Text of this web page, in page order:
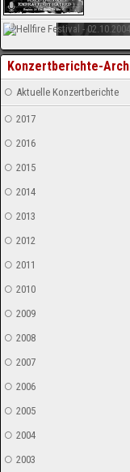
Konzertberichte-
Aktuelle Konzertberichte
2017
2016
2015
2014
2013
2012
2011
2010
2009
2008
2007
2006
2005
2004
2003